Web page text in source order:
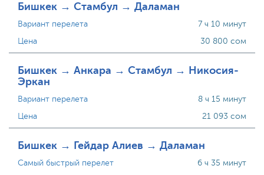
Бишкек → Стамбул → Даламан
Вариант перелета
Цена
7 ч 10 минут
30 800 сом
Бишкек → Анкара → Стамбул → Никосия-
Эркан
Вариант перелета
Цена
8 ч 15 минут
21 093 сом
Бишкек → Гейдар Алиев → Даламан
Самый быстрый перелет
6 ч 35 минут